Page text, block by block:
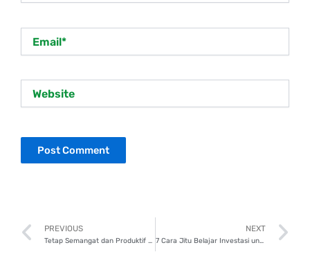
Prev
PREVIOUS
Tetap Semangat dan Produktif Saat Puasa, Yuk Terapkan 7 Cara Ini!
NEXT
7 Cara Jitu Belajar Investasi untuk Wujudkan Tujuan Finansial